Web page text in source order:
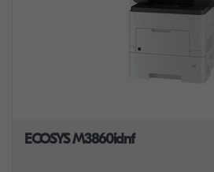
ECOSYS M3860idnf